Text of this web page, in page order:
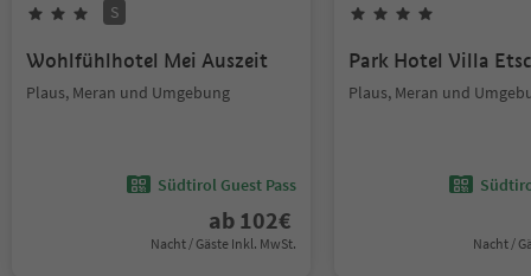
S
Wohlfühlhotel Mei Auszeit
Plaus, Meran und Umgebung
Südtirol Guest Pass
ab 102€
Nacht / Gäste Inkl. MwSt.
Park Hotel Villa
Plaus, Meran und
Nacht /